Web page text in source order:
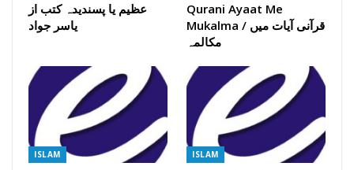
عظیم یا پسندیدہ کتب از
یاسر جواد
Qurani Ayaat Me
Mukalma / قرآنی آیات میں
مکالمہ
ISLAM ISLAM